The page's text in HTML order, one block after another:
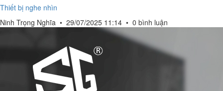
Thiết bị nghe nhìn
Ninh Trọng Nghĩa • 29/07/2025 11:14 • 0 bình luận